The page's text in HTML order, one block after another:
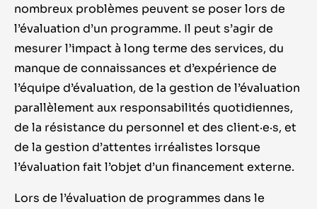
nombreux problèmes peuvent se poser lors de
l’évaluation d’un programme. Il peut s’agir de
mesurer l’impact à long terme des services, du
manque de connaissances et d’expérience de
l’équipe d’évaluation, de la gestion de l’évaluation
parallèlement aux responsabilités quotidiennes,
de la résistance du personnel et des client·e·s, et
de la gestion d’attentes irréalistes lorsque
l’évaluation fait l’objet d’un financement externe.
Lors de l’évaluation de programmes dans le